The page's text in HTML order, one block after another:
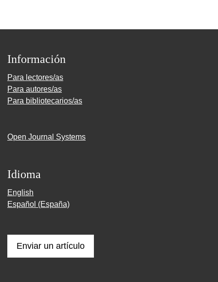
Información
Para lectores/as
Para autores/as
Para bibliotecarios/as
Open Journal Systems
Idioma
English
Español (España)
Enviar un artículo